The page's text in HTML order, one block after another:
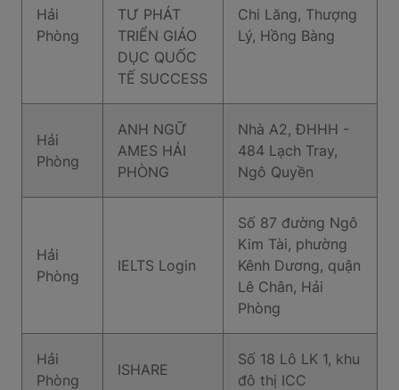
Hải
Phòng
TƯ PHÁT
TRIỂN GIÁO
DỤC QUỐC
TẾ SUCCESS
Chi Lăng, Thượng
Lý, Hồng Bàng
Hải
Phòng
ANH NGỮ
AMES HẢI
PHÒNG
Nhà A2, ĐHHH -
484 Lạch Tray,
Ngô Quyền
Hải
Phòng
IELTS Login
Số 87 đường Ngô
Kim Tài, phường
Kênh Dương, quận
Lê Chân, Hải
Phòng
Hải
Phòng
ISHARE
Số 18 Lô LK 1, khu
đô thị ICC